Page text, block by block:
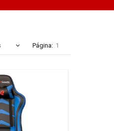
Página: